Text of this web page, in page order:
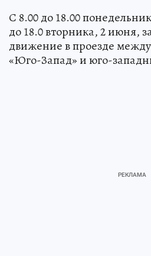
С 8.00 до 18.00
до 18.0 вторника, 2 июня,
движение в проезде
«Юго-Запад» и юго-